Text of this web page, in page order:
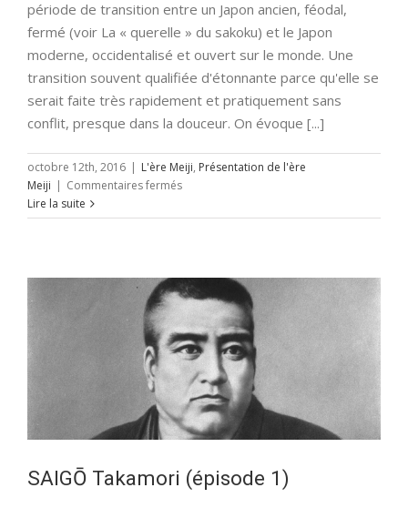
période de transition entre un Japon ancien, féodal,
fermé (voir La « querelle » du sakoku) et le Japon
moderne, occidentalisé et ouvert sur le monde. Une
transition souvent qualifiée d'étonnante parce qu'elle se
serait faite très rapidement et pratiquement sans
conflit, presque dans la douceur. On évoque [...]
octobre 12th, 2016 | L'ère Meiji, Présentation de l'ère
Meiji | Commentaires ferméssur
Meiji
genèse
Lire la suite
SAIGŌ Takamori (épisode 1)